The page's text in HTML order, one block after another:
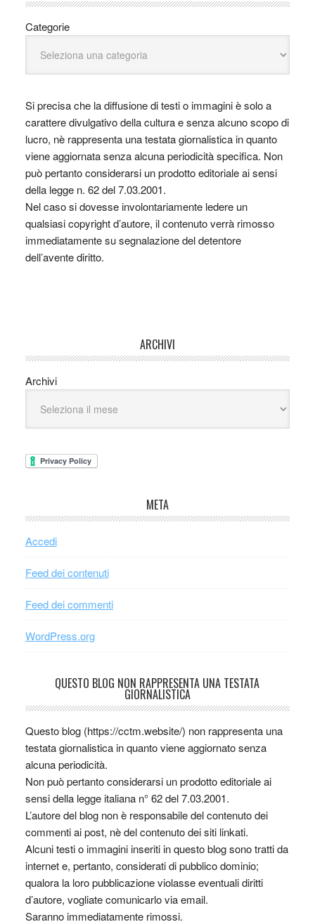
Categorie
Si precisa che la diffusione di testi o immagini è solo a
carattere divulgativo della cultura e senza alcuno scopo di
lucro, nè rappresenta una testata giornalistica in quanto
viene aggiornata senza alcuna periodicità specifica. Non
può pertanto considerarsi un prodotto editoriale ai sensi
della legge n. 62 del 7.03.2001.
Nel caso si dovesse involontariamente ledere un
qualsiasi copyright d’autore, il contenuto verrà rimosso
immediatamente su segnalazione del detentore
dell’avente diritto.
ARCHIVI
Archivi
META
Accedi
Feed dei contenuti
Feed dei commenti
WordPress.org
QUESTO BLOG NON RAPPRESENTA UNA TESTATA
GIORNALISTICA
Questo blog (https://cctm.website/) non rappresenta una
testata giornalistica in quanto viene aggiornato senza
alcuna periodicità.
Non può pertanto considerarsi un prodotto editoriale ai
sensi della legge italiana n° 62 del 7.03.2001.
L’autore del blog non è responsabile del contenuto dei
commenti ai post, nè del contenuto dei siti linkati.
Alcuni testi o immagini inseriti in questo blog sono tratti da
internet e, pertanto, considerati di pubblico dominio;
qualora la loro pubblicazione violasse eventuali diritti
d’autore, vogliate comunicarlo via email.
Saranno immediatamente rimossi.